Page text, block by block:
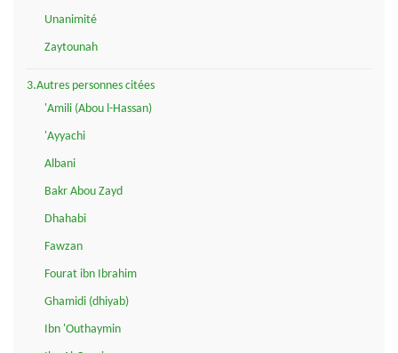
Unanimité
Zaytounah
3.Autres personnes citées
'Amili (Abou l-Hassan)
'Ayyachi
Albani
Bakr Abou Zayd
Dhahabi
Fawzan
Fourat ibn Ibrahim
Ghamidi (dhiyab)
Ibn 'Outhaymin